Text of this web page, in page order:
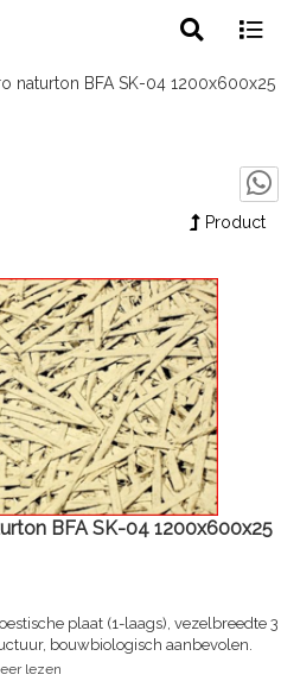
search
naturton BFA SK-04 1200x600x25
Product
BFA SK-04 1200x600x25
plaat (1-laags), vezelbreedte 3
bouwbiologisch aanbevolen.
lezen